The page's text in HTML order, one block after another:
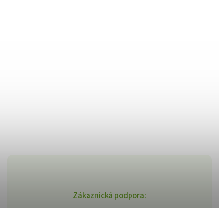
Zákaznická podpora: